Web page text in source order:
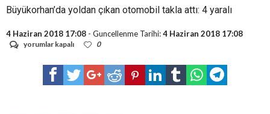
Büyükorhan’da yoldan çıkan otomobil takla attı: 4 yaralı
4 Haziran 2018 17:08 - Guncellenme Tarihi:4 Haziran 2018 17:08
Büyükorhan’da
otomobil
yorumlar kapalı 0